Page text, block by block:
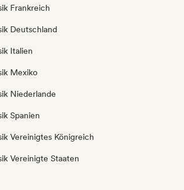
Frankreich
Deutschland
Italien
Mexiko
Niederlande
Spanien
Vereinigtes Königreich
Vereinigte Staaten